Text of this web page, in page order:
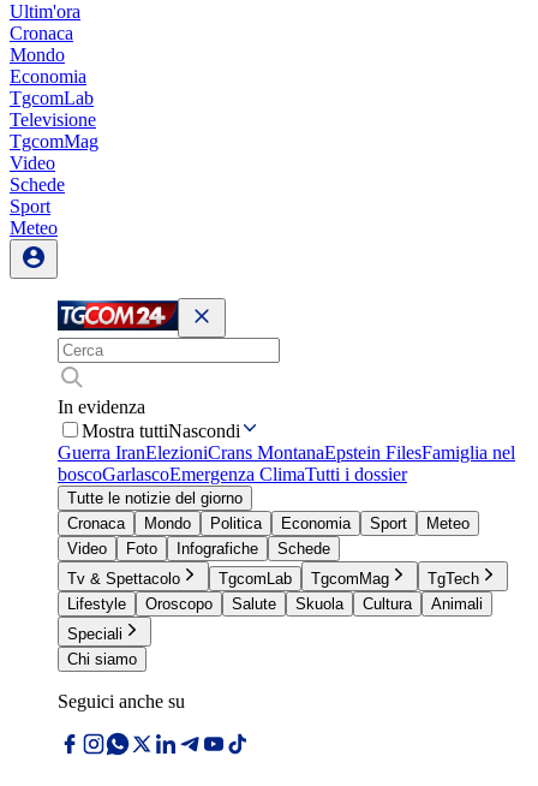
Ultim'ora
Cronaca
Mondo
Economia
TgcomLab
Televisione
TgcomMag
Video
Schede
Sport
Meteo
In evidenza
Mostra tuttiNascondi
Guerra IranElezioniCrans MontanaEpstein FilesFamiglia nel
boscoGarlascoEmergenza ClimaTutti i dossier
Tutte le notizie del giorno
Cronaca
Mondo Politica Economia Sport
Meteo
Video
Foto Infografiche
Schede
Tv & Spettacolo
TgcomLab TgcomMag
TgTech
Lifestyle
Oroscopo Salute Skuola Cultura
Animali
Speciali
Chi siamo
Seguici anche su